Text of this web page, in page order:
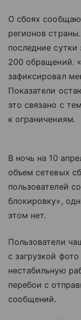
О сбоях
регионов
последние
200 обращений.
зафиксировал
Показатели
это связано с
к ограничениям.
В ночь на 10
объем сетевых
пользователей
блокировку»,
этом нет.
Пользователи
с загрузкой
нестабильную
перебои с
сообщений.